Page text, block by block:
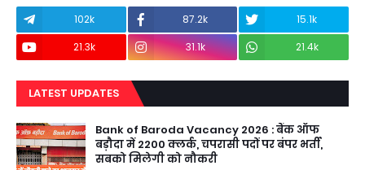
102k 87.2k
15.1k
21.3k
31.1k 21.4k
LATEST UPDATES
Bank of Baroda Vacancy 2026 : बैंक ऑफ
बड़ौदा में 2200 क्लर्क, चपरासी पदों पर बंपर भर्ती,
सबको मिलेगी को नौकरी